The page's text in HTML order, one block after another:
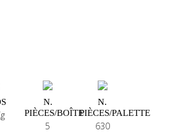
N.
PIÈCES/BOÎTE
5
N.
PIÈCES/PALETTE
630